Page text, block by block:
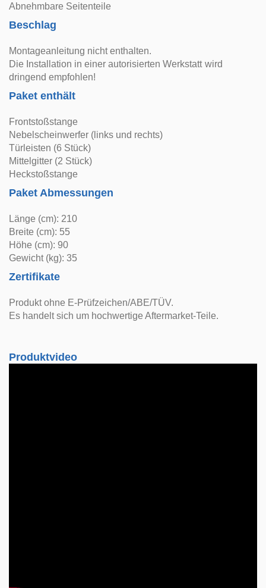
Abnehmbare Seitenteile
Beschlag
Montageanleitung nicht enthalten.
Die Installation in einer autorisierten Werkstatt wird
dringend empfohlen!
Paket enthält
Frontstoßstange
Nebelscheinwerfer (links und rechts)
Türleisten (6 Stück)
Mittelgitter (2 Stück)
Heckstoßstange
Paket Abmessungen
Länge (cm): 210
Breite (cm): 55
Höhe (cm): 90
Gewicht (kg): 35
Zertifikate
Produkt ohne E-Prüfzeichen/ABE/TÜV.
Es handelt sich um hochwertige Aftermarket-Teile.
Produktvideo